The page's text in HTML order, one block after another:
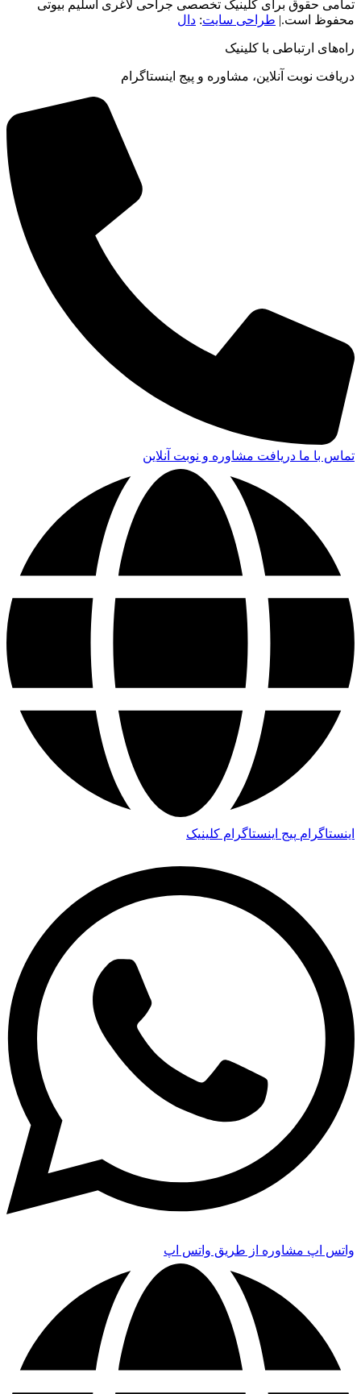
تمامی حقوق برای کلینیک تخصصی جراحی لاغری اسلیم بیوتی
محفوظ است.| طراحی سایت: دال
راه‌های ارتباطی با کلینیک
دریافت نوبت‌ آنلاین، مشاوره و پیج اینستاگرام
تماس با ما دریافت مشاوره و نوبت آنلاین
اینستاگرام پیج اینستاگرام کلینیک
واتس اپ مشاوره از طریق واتس اپ